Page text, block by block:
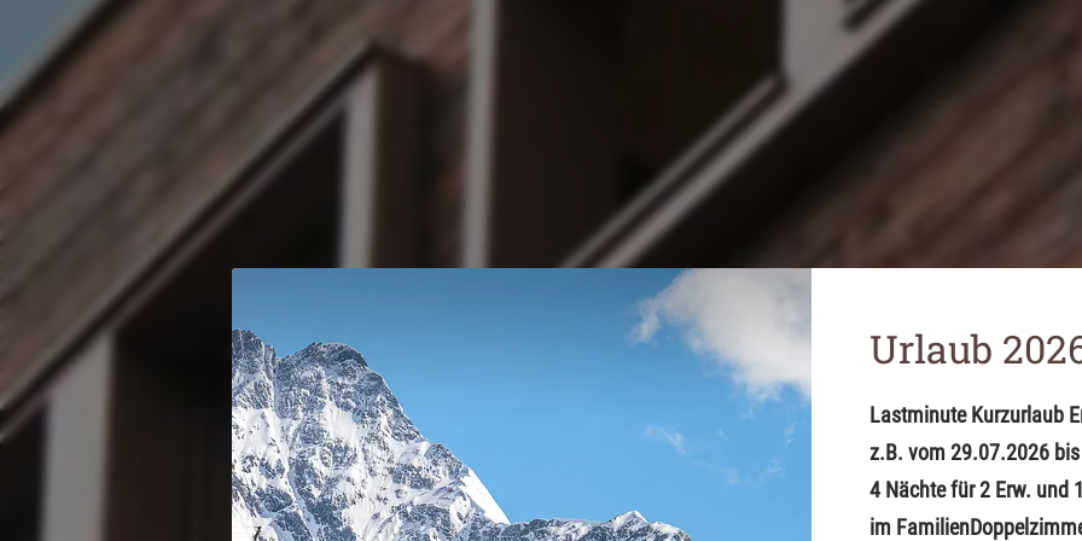
Urlaub
Lastminute Kurzurlaub
z.B. vom 29.07.2026
4 Nächte für 2 Erw. und
im